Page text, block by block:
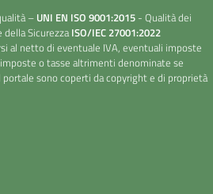
– UNI EN ISO 9001:2015 - Qualità dei
della SicurezzaISO/IEC 27001:2022
al netto di eventuale IVA, eventuali imposte
o tasse altrimenti denominate se
sono coperti da copyright e di proprietà